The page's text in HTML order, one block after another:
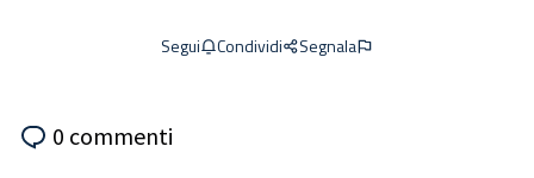
Segui Condividi Segnala
0 commenti